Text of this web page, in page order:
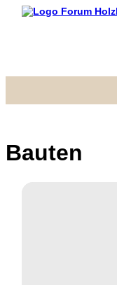
Bauten